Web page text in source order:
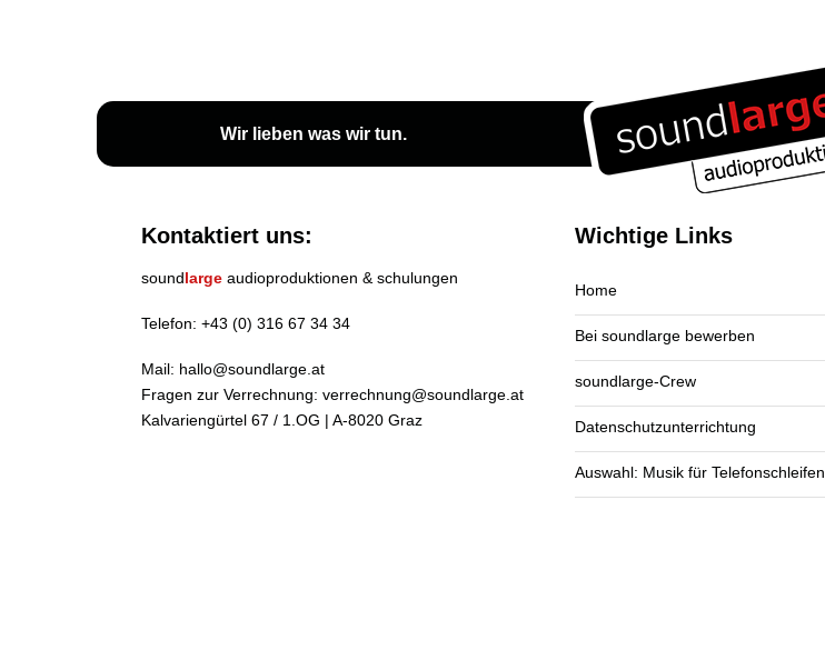
Wir lieben was wir tun.
Kontaktiert uns:
soundlarge audioproduktionen & schulungen
Telefon: +43 (0) 316 67 34 34
Mail: hallo@soundlarge.at
Fragen zur Verrechnung: verrechnung@soundlarge.at
Kalvariengürtel 67 / 1.OG | A-8020 Graz
Wichtige Links
Home
Bei soundlarge bewerben
soundlarge-Crew
Datenschutzunterrichtung
Auswahl: Musik für Telefonschleifen